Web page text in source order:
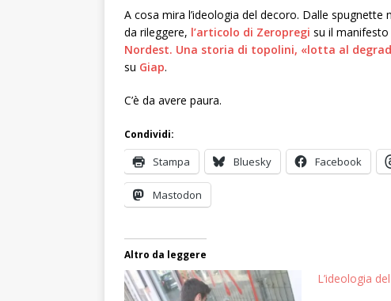
A cosa mira l’ideologia del decoro. Dalle spugnette
da rileggere, l’articolo di Zeropregi su il
Nordest. Una storia di topolini, «lotta al
su Giap.
C’è da avere paura.
Condividi:
Stampa Bluesky Facebook
Mastodon
Altro da leggere
L’ideologia